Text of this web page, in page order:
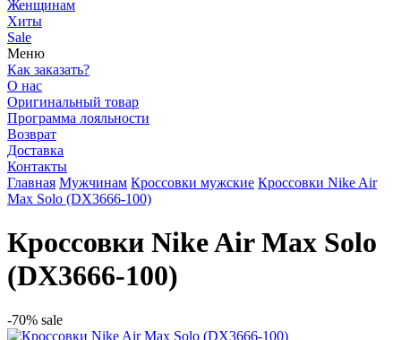
Женщинам
Хиты
Sale
Меню
Как заказать?
О нас
Оригинальный товар
Программа лояльности
Возврат
Доставка
Контакты
Главная Мужчинам Кроссовки мужские Кроссовки Nike Air
Max Solo (DX3666-100)
Кроссовки Nike Air Max Solo
(DX3666-100)
-70% sale